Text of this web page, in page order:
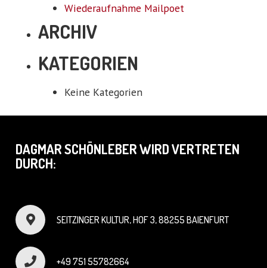
Wiederaufnahme Mailpoet
ARCHIV
KATEGORIEN
Keine Kategorien
DAGMAR SCHÖNLEBER WIRD VERTRETEN
DURCH:
SEITZINGER KULTUR, HOF 3, 88255 BAIENFURT
+49 751 55782664